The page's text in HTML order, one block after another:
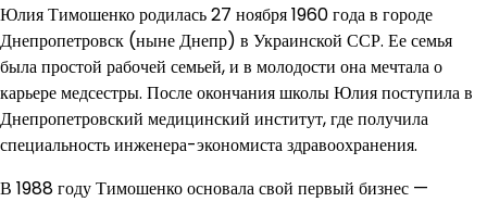
Юлия Тимошенко родилась 27 ноября 1960 года в городе
Днепропетровск (ныне Днепр) в Украинской ССР. Ее семья
была простой рабочей семьей, и в молодости она мечтала о
карьере медсестры. После окончания школы Юлия поступила в
Днепропетровский медицинский институт, где получила
специальность инженера-экономиста здравоохранения.
В 1988 году Тимошенко основала свой первый бизнес —